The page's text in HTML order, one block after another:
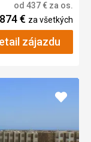
od 437€ za os.
874€ za všetkých
zájazdu
Pridať